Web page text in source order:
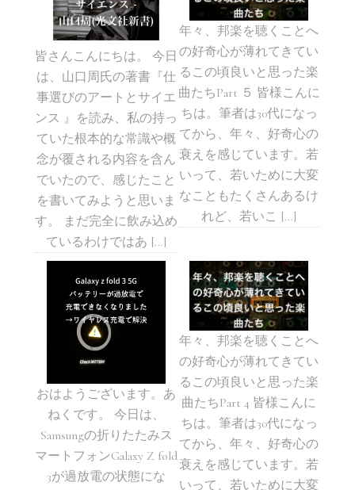
皆さんこんにちは。 今日
は、山口周氏の著書『仕
事選びのアートとサイエ
ンス 』を読み、私の持っ
ていた根本的な常識や概
念が覆される内容を含ん
でいたので、感じたこと
を書いてみようと思いま
す。 まだ完全に飲み込め
ているわけではあ […]
年々、邦楽を聴くことへ
の好奇心が薄れてきてい
るこの頃良いと思った楽
曲たちPart ５ 皆様こんに
ちは。筆者は30代になっ
てから、年々、好奇心の
衰えを感じています。若
いって、若いために大変
なこともたくさんあるけ
れど、若いこ […]
おはようございます。あ
ねくです。 今日は、
Samsungの折りたたみス
マートフォンGalaxy Z fold
3が過放電の状態にな
年々、邦楽を聴くことへ
の好奇心が薄れてきてい
るこの頃良いと思った楽
曲たちPart 4 皆様こんに
ちは。筆者は30代になっ
てから、年々、好奇心の
衰えを感じています。若
いって、若いために大変